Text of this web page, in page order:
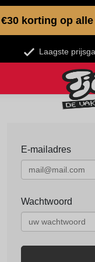
€30 korting op
Laagste
E-mailadres
Wachtwoord